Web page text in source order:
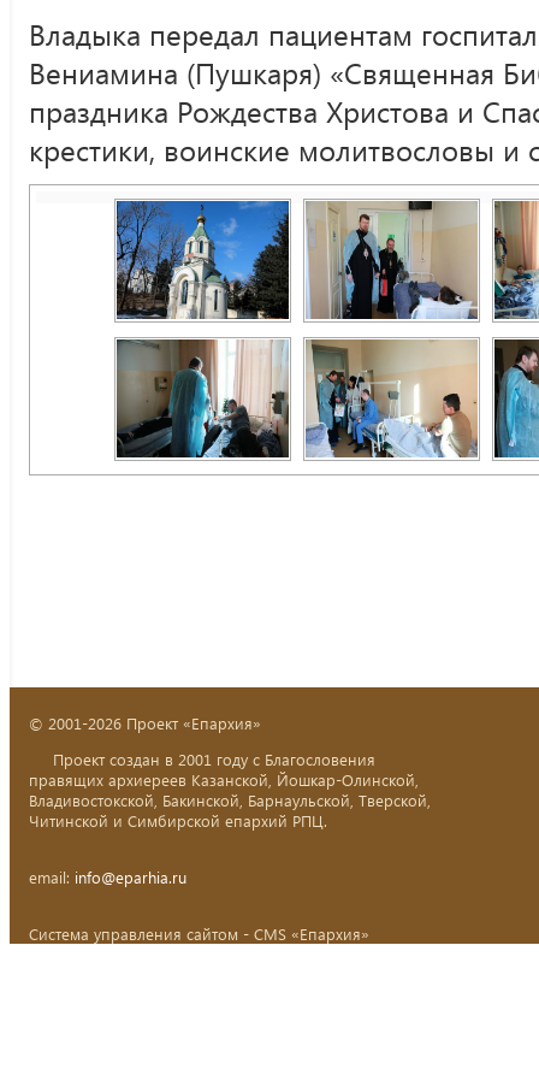
Владыка передал пациентам
Вениамина (Пушкаря) «Священная
праздника Рождества Христова и
крестики, воинские молитвословы и
© 2001-2026 Проект «Епархия»
Проект создан в 2001 году с Благословения
правящих архиереев Казанской, Йошкар-Олинской,
Владивостокской, Бакинской, Барнаульской, Тверской,
Читинской и Симбирской епархий РПЦ.
email: info@eparhia.ru
Система управления сайтом - CMS «Епархия»